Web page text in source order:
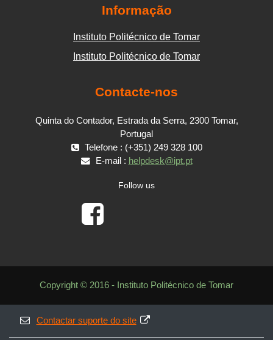
Informação
Instituto Politécnico de Tomar
Instituto Politécnico de Tomar
Contacte-nos
Quinta do Contador, Estrada da Serra, 2300 Tomar,
Portugal
Telefone : (+351) 249 328 100
E-mail : helpdesk@ipt.pt
Follow us
Copyright © 2016 - Instituto Politécnico de Tomar
Contactar suporte do site